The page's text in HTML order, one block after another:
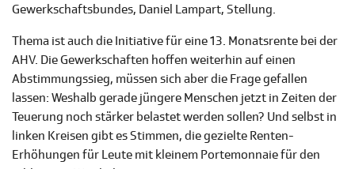
Gewerkschaftsbundes, Daniel Lampart, Stellung.
Thema ist auch die Initiative für eine 13. Monatsrente bei der
AHV. Die Gewerkschaften hoffen weiterhin auf einen
Abstimmungssieg, müssen sich aber die Frage gefallen
lassen: Weshalb gerade jüngere Menschen jetzt in Zeiten der
Teuerung noch stärker belastet werden sollen? Und selbst in
linken Kreisen gibt es Stimmen, die gezielte Renten-
Erhöhungen für Leute mit kleinem Portemonnaie für den